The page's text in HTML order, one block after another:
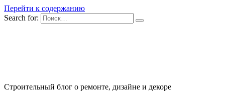
Перейти к содержанию
Search for:
Строительный блог о ремонте, дизайне и декоре